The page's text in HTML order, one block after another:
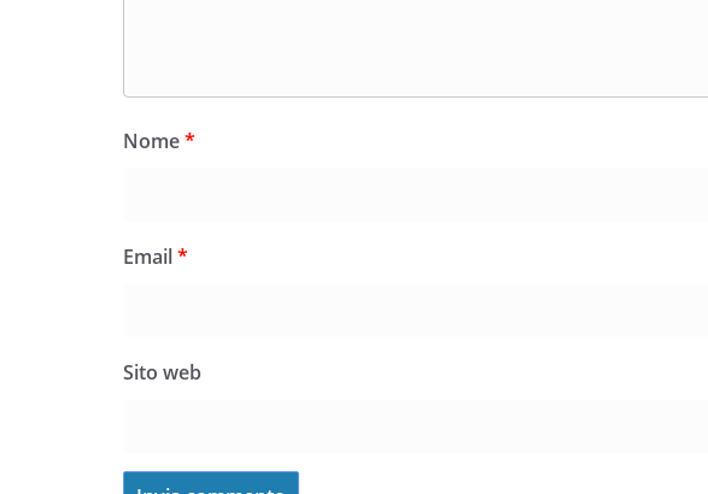
Nome*
Email*
Sito web